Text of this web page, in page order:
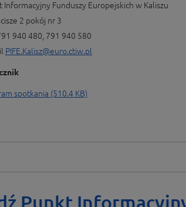
Informacyjny Funduszy Europejskich w Kaliszu
2 pokój nr 3
940 480, 791 940 580
PIFE.Kalisz@euro.ctiw.pl
spotkania (510.4 KB)
Punkt